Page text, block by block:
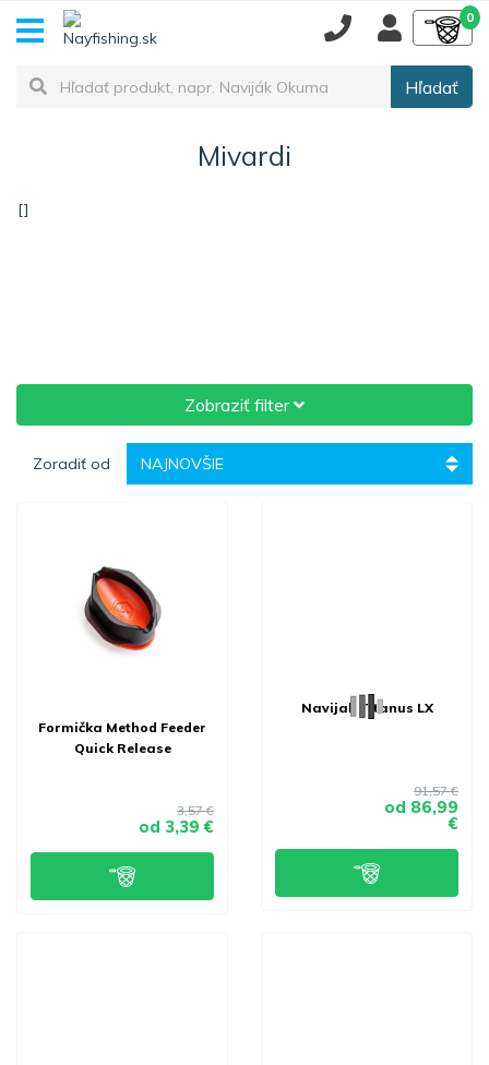
0
Hľadať
Mivardi
[]
Zobraziť filter
Zoradiť od
Formička Method Feeder
Quick Release
3,57 €
od 3,39 €
Navijak Titanus LX
91,57 €
od 86,99
€